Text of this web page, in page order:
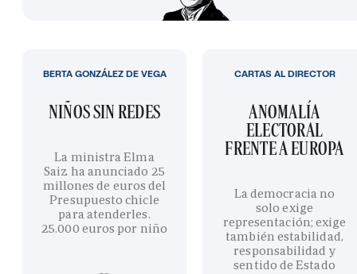
NIÑOS SIN REDES
La ministra Elma
Saiz ha anunciado 25
millones de euros del
Presupuesto chicle
para atenderles.
25.000 euros por niño
BERTA GONZÁLEZ DE VEGA
ANOMALÍA
ELECTORAL
FRENTE A EUROPA
La democracia no
solo exige
representación; exige
también estabilidad,
responsabilidad y
sentido de Estado
CARTAS AL DIRECTOR